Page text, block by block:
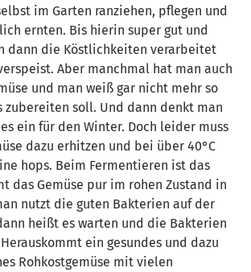
im Garten ranziehen, pflegen und
ernten. Bis hierin super gut und
dann die Köstlichkeiten verarbeitet
Aber manchmal hat man auch
und man weiß gar nicht mehr so
zubereiten soll. Und dann denkt man
ein für den Winter. Doch leider muss
dazu erhitzen und bei über 40°C
hops. Beim Fermentieren ist das
das Gemüse pur im rohen Zustand in
nutzt die guten Bakterien auf der
heißt es warten und die Bakterien
ein gesundes und dazu
Rohkostgemüse mit vielen